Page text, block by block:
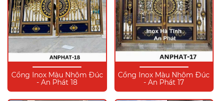
Cổng Inox Màu Nhôm Đúc
- An Phát 18
Cổng Inox Màu Nhôm Đúc
- An Phát 17